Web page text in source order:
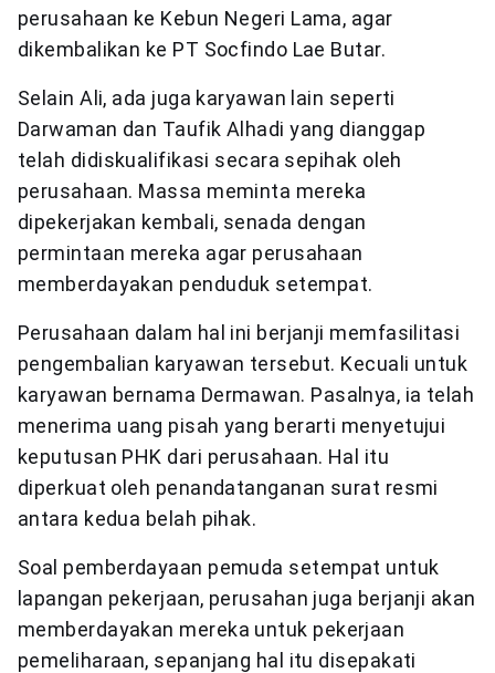
perusahaan ke Kebun Negeri Lama, agar
dikembalikan ke PT Socfindo Lae Butar.
Selain Ali, ada juga karyawan lain seperti
Darwaman dan Taufik Alhadi yang dianggap
telah didiskualifikasi secara sepihak oleh
perusahaan. Massa meminta mereka
dipekerjakan kembali, senada dengan
permintaan mereka agar perusahaan
memberdayakan penduduk setempat.
Perusahaan dalam hal ini berjanji memfasilitasi
pengembalian karyawan tersebut. Kecuali untuk
karyawan bernama Dermawan. Pasalnya, ia telah
menerima uang pisah yang berarti menyetujui
keputusan PHK dari perusahaan. Hal itu
diperkuat oleh penandatanganan surat resmi
antara kedua belah pihak.
Soal pemberdayaan pemuda setempat untuk
lapangan pekerjaan, perusahan juga berjanji akan
memberdayakan mereka untuk pekerjaan
pemeliharaan, sepanjang hal itu disepakati